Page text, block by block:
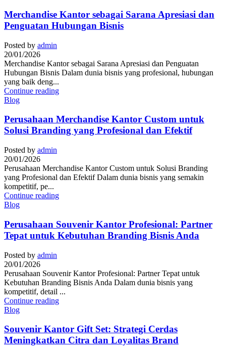
Merchandise Kantor sebagai Sarana Apresiasi dan
Penguatan Hubungan Bisnis
Posted by admin
20/01/2026
Merchandise Kantor sebagai Sarana Apresiasi dan Penguatan
Hubungan Bisnis Dalam dunia bisnis yang profesional, hubungan
yang baik deng...
Continue reading
Blog
Perusahaan Merchandise Kantor Custom untuk
Solusi Branding yang Profesional dan Efektif
Posted by admin
20/01/2026
Perusahaan Merchandise Kantor Custom untuk Solusi Branding
yang Profesional dan Efektif Dalam dunia bisnis yang semakin
kompetitif, pe...
Continue reading
Blog
Perusahaan Souvenir Kantor Profesional: Partner
Tepat untuk Kebutuhan Branding Bisnis Anda
Posted by admin
20/01/2026
Perusahaan Souvenir Kantor Profesional: Partner Tepat untuk
Kebutuhan Branding Bisnis Anda Dalam dunia bisnis yang
kompetitif, detail ...
Continue reading
Blog
Souvenir Kantor Gift Set: Strategi Cerdas
Meningkatkan Citra dan Loyalitas Brand